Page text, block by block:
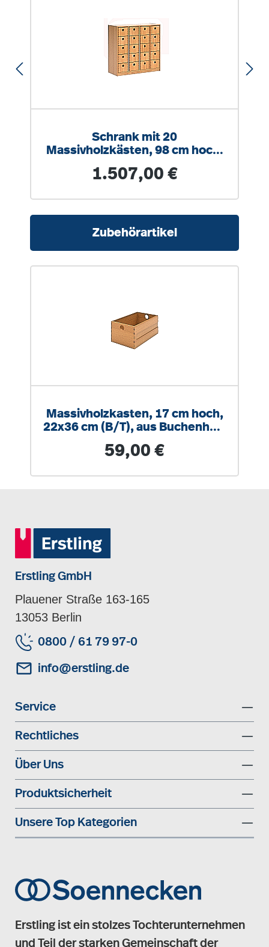
Schrank mit 20
Massivholzkästen, 98 cm hoch,
Regulärer Preis:
1.507,00 €
Zubehörartikel
Massivholzkasten, 17 cm hoch,
22x36 cm (B/T), aus Buchenholz
Regulärer Preis:
59,00 €
Erstling GmbH
Plauener Straße 163-165
13053 Berlin
0800 / 61 79 97-0
info@erstling.de
Service
Rechtliches
Über Uns
Produktsicherheit
Unsere Top Kategorien
Erstling ist ein stolzes Tochterunternehmen
und Teil der starken Gemeinschaft der